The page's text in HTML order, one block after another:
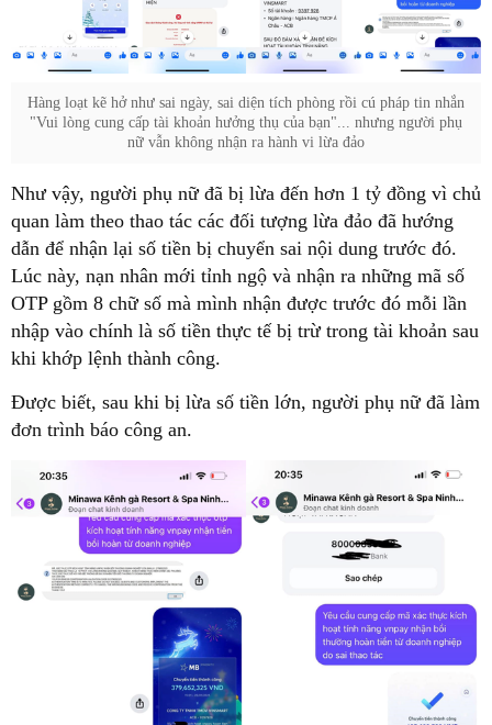
Hàng loạt kẽ hở như sai ngày, sai diện tích phòng rồi cú pháp tin nhắn
"Vui lòng cung cấp tài khoản hưởng thụ của bạn"... nhưng người phụ
nữ vẫn không nhận ra hành vi lừa đảo
Như vậy, người phụ nữ đã bị lừa đến hơn 1 tỷ đồng vì chủ
quan làm theo thao tác các đối tượng lừa đảo đã hướng
dẫn để nhận lại số tiền bị chuyển sai nội dung trước đó.
Lúc này, nạn nhân mới tỉnh ngộ và nhận ra những mã số
OTP gồm 8 chữ số mà mình nhận được trước đó mỗi lần
nhập vào chính là số tiền thực tế bị trừ trong tài khoản sau
khi khớp lệnh thành công.
Được biết, sau khi bị lừa số tiền lớn, người phụ nữ đã làm
đơn trình báo công an.